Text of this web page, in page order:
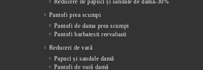
Reducere de papuci și sandale de damă-30%
Pantofi prea scumpi
Pantofi de dama prea scumpi
Pantofi barbatesti reevaluati
Reduceri de vară
Papuci și sandale damă
Pantofi de vară damă